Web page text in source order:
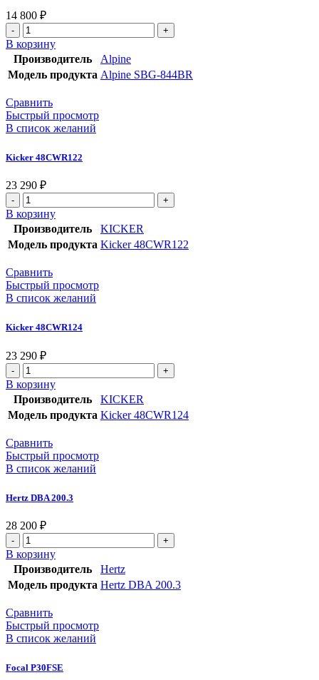
14 800 ₽
В корзину
Производитель
Alpine
Модель продукта Alpine SBG-844BR
Сравнить
Быстрый просмотр
В список желаний
Kicker 48CWR122
23 290 ₽
В корзину
Производитель
KICKER
Модель продукта Kicker 48CWR122
Сравнить
Быстрый просмотр
В список желаний
Kicker 48CWR124
23 290 ₽
В корзину
Производитель
KICKER
Модель продукта Kicker 48CWR124
Сравнить
Быстрый просмотр
В список желаний
Hertz DBA 200.3
28 200 ₽
В корзину
Производитель
Hertz
Модель продукта Hertz DBA 200.3
Сравнить
Быстрый просмотр
В список желаний
Focal P30FSE